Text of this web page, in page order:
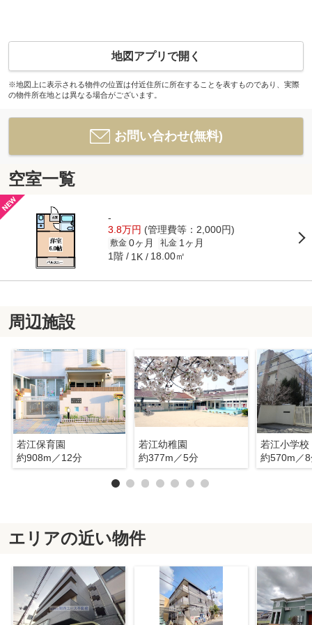
地図アプリで開く
※地図上に表示される物件の位置は付近住所に所在することを表すものであり、実際
の物件所在地とは異なる場合がございます。
お問い合わせ(無料)
空室一覧
-
3.8万円 (管理費等：2,000円)
敷金 0ヶ月 礼金 1ヶ月
1階 1K 18.00㎡
周辺施設
若江保育園
約908m／12分
若江幼稚園
約377m／5分
若江小学校
約570m／
エリアの近い物件